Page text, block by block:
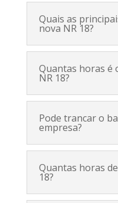
Quais as
nova NR 18?
Quantas horas é
NR 18?
Pode trancar o
empresa?
Quantas horas
18?